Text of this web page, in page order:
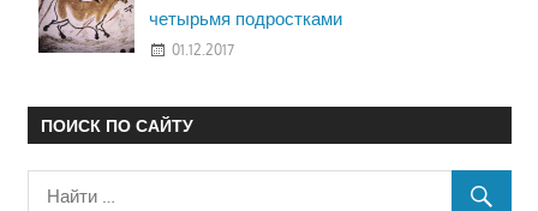
четырьмя подростками
01.12.2017
ПОИСК ПО САЙТУ